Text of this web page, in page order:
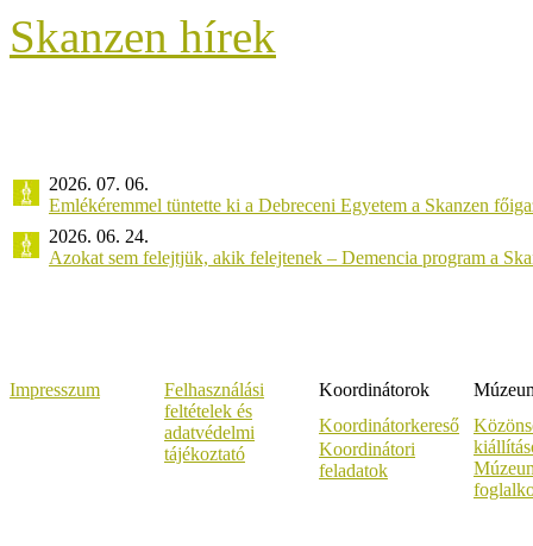
Skanzen hírek
2026. 07. 06.
Emlékéremmel tüntette ki a Debreceni Egyetem a Skanzen
2026. 06. 24.
Azokat sem felejtjük, akik felejtenek – Demencia program a
Impresszum
Felhasználási
feltételek és
adatvédelmi
tájékoztató
Koordinátorok
Koordinátorkereső
Koordinátori
feladatok